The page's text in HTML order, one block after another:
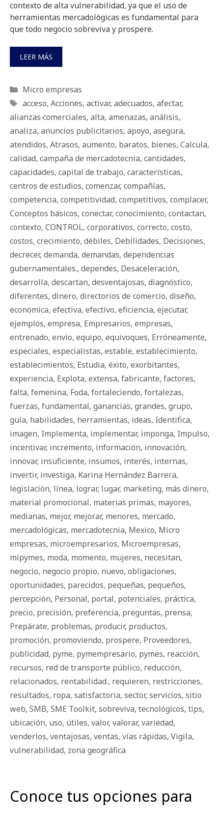
contexto de alta vulnerabilidad, ya que el uso de
herramientas mercadológicas es fundamental para
que todo negocio sobreviva y prospere.
LEER MÁS
Categorías
Micro empresas
Etiquetas
acceso, Acciones, activar, adecuados, afectar,
alianzas comerciales, alta, amenazas, análisis,
analiza, anuncios publicitarios, apoyo, asegura,
atendidos, Atrasos, aumento, baratos, bienes, Calcula,
calidad, campaña de mercadotecnia, cantidades,
capacidades, capital de trabajo, características,
centros de estudios, comenzar, compañías,
competencia, competitividad, competitivos, complacer,
Conceptos básicos, conectar, conocimiento, contactan,
contexto, CONTROL, corporativos, correcto, costo,
costos, crecimiento, débiles, Debilidades, Decisiones,
decrecer, demanda, demandas, dependencias
gubernamentales., dependes, Desaceleración,
desarrolla, descartan, desventajosas, diagnóstico,
diferentes, dinero, directorios de comercio, diseño,
económica, efectiva, efectivo, eficiencia, ejecutar,
ejemplos, empresa, Empresarios, empresas,
entrenado, envío, equipo, equivoques, Erróneamente,
especiales, especialistas, estable, establecimiento,
establecimientos, Estudia, éxito, exorbitantes,
experiencia, Explota, extensa, fabricante, factores,
falta, femenina, Foda, fortaleciendo, fortalezas,
fuerzas, fundamental, ganancias, grandes, grupo,
guía, habilidades, herramientas, ideas, Identifica,
imagen, Implementa, implementar, imponga, Impulso,
incentivar, incremento, información, innovación,
innovar, insuficiente, insumos, interés, internas,
invertir, investiga, Karina Hernández Barrera,
legislación, línea, lograr, lugar, marketing, más dinero,
material promocional, materias primas, mayores,
medianas, mejor, mejorar, menores, mercado,
mercadológicas, mercadotecnia, Mexico, Micro
empresas, microempresarios, Microempresas,
mipymes, moda, momento, mujeres, necesitan,
negocio, negocio propio, nuevo, obligaciones,
oportunidades, parecidos, pequeñas, pequeños,
percepción, Personal, portal, potenciales, práctica,
precio, precisión, preferencia, preguntas, prensa,
Prepárate, problemas, producir, productos,
promoción, promoviendo, prospere, Proveedores,
publicidad, pyme, pymempresario, pymes, reacción,
recursos, red de transporte público, reducción,
relacionados, rentabilidad., requieren, restricciones,
resultados, ropa, satisfactoria, sector, servicios, sitio
web, SMB, SME Toolkit, sobreviva, tecnológicos, tips,
ubicación, uso, útiles, valor, valorar, variedad,
venderlos, ventajosas, ventas, vías rápidas, Vigila,
vulnerabilidad, zona geográfica
Conoce tus opciones para